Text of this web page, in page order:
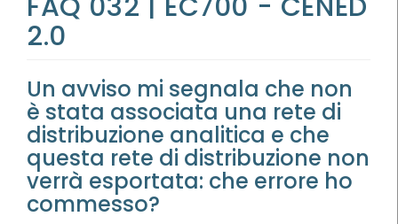
2.0
Un avviso mi segnala che non
è stata associata una rete di
distribuzione analitica e che
questa rete di distribuzione non
verrà esportata: che errore ho
commesso?